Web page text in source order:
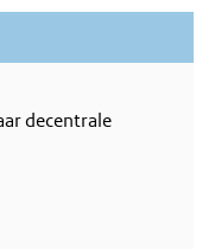
decentrale